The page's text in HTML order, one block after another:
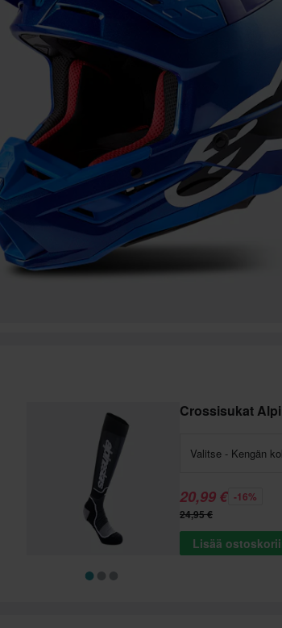
Crossisukat
Valitse - Kengän
20,99 € -16%
24,95 €
Lisää